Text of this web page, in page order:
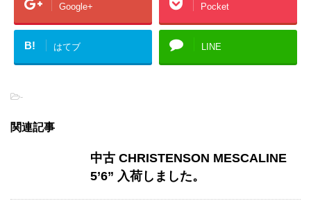
Google+ Pocket
B! はてブ LINE
-
関連記事
中古 CHRISTENSON MESCALINE
5’6” 入荷しました。